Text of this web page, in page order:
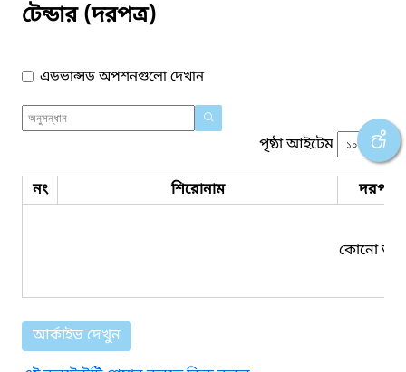
টেন্ডার (দরপত্র)
এডভান্সড অপশনগুলো দেখান
পৃষ্ঠা আইটেম
নং শিরোনাম দরপত্র
কোনো তথ্য
আর্কাইভ দেখুন